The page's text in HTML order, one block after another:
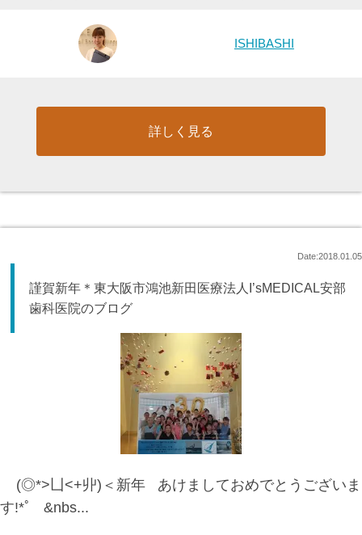
ISHIBASHI
詳しく見る
Date:2018.01.05
謹賀新年＊東大阪市鴻池新田医療法人I’sMEDICAL安部
歯科医院のブログ
(◎*>凵<+丱)＜新年 あけましておめでとうございま
す!*ﾟ &nbs...